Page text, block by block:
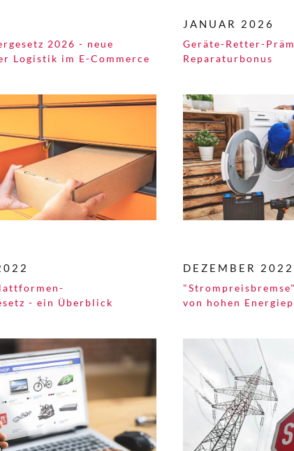
2026 - neue
Logistik im E-Commerce
JANUAR 2026
Geräte-Retter-
Reparaturbonus
- ein Überblick
DEZEMBER 2022
von hohen